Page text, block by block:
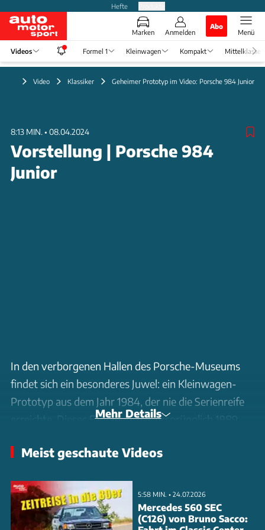
Hefte
Marken Anmelden
Abo
Menü
Videos Formel 1 Kleinwagen Kompakt Mittelklasse
Video Klassiker Geheimer Prototyp im Video: Porsche 984 Junior
8:13 MIN. • 08.04.2024
Vorstellung | Porsche 984
Junior
In den verborgenen Hallen des Porsche-Museums
findet sich ein besonderes Juwel: ein Kleinwagen-
Prototyp aus dem Jahr 1984, der nie die Serienreife
erreichte. Dieses Fahrzeug, das ursprünglich 1989
seine kompakten Abmessungen aus, die in etwa
Mittelmotor ausgestattet, der an den legendären
Porsche 914 erinnert, und einem festen Klappdach,
unterscheidet sich der Prototyp deutlich von
Mehr Details
Meist geschaute Videos
5:58 MIN. • 24.07.2026
Mercedes 560 SEC
(C126) von Bruno Sacco: